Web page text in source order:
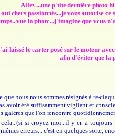
Allez ...une p'tite dernière photo
oui chers passionnés...je vous autorise
la photo...j'imagine que vous
laissé le carter posé sur le moteur
afin d'éviter que la
nous nous sommes résignés à re-
avoir été suffisamment vigilant et
galères que l'on rencontre
si croyez moi...il y en a
erreurs... c'est en quelques sorte,